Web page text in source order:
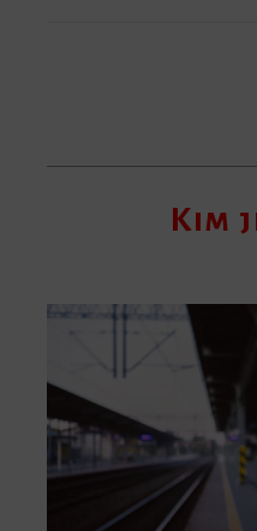
Kim